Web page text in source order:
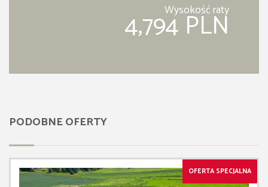
Wysokość raty
4,794 PLN
PODOBNE OFERTY
OFERTA SPECJALNA